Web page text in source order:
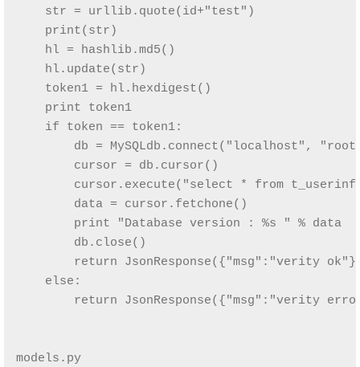
    str = urllib.quote(id+"test")
    print(str)
    hl = hashlib.md5()
    hl.update(str)
    token1 = hl.hexdigest()
    print token1
    if token == token1:
db = MySQLdb.connect("localhost",
        cursor = db.cursor()
cursor.execute("select * from
        data = cursor.fetchone()
        print "Database version : %s " % data
        db.close()
return JsonResponse({"msg":"verity
    else:
return JsonResponse({"msg":"verity
models.py